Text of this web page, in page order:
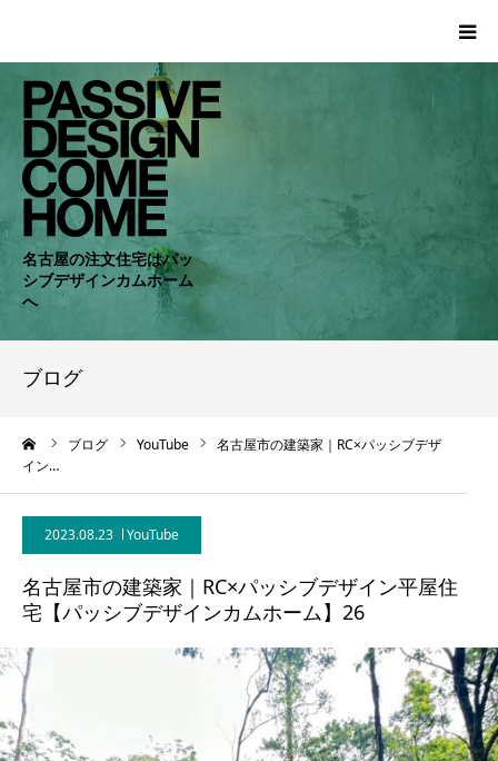
名古屋の注文住宅はパッ
シブデザインカムホーム
へ
ブログ
ブログ YouTube
名古屋市の建築家｜RC×パッシブデザ
イン…
2023.08.23 YouTube
名古屋市の建築家｜RC×パッシブデザイン平屋住
宅【パッシブデザインカムホーム】26
HOME
WORKS
COMPANY
CONCEPT
BLOG
CONTACT